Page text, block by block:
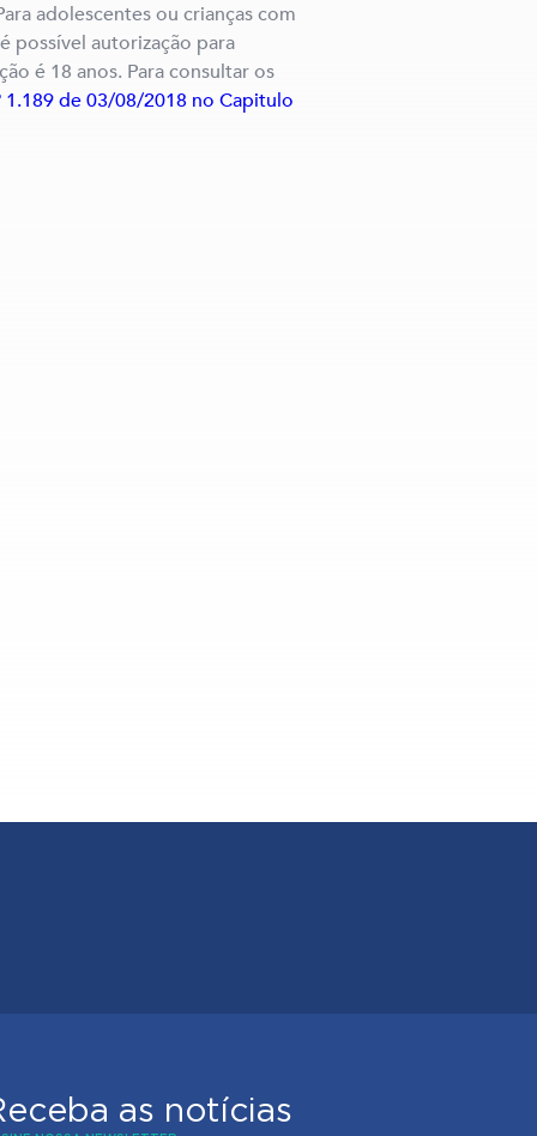
adolescentes ou crianças com
possível autorização para
é 18 anos. Para consultar os
1.189 de 03/08/2018 no Capitulo
as notícias